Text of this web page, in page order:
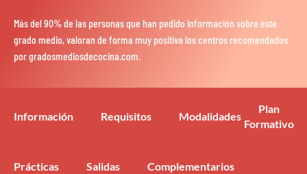
Más del 90% de las personas que han pedido información sobre este
grado medio, valoran de forma muy positiva los centros recomendados
por gradosmediosdecocina.com.
Información Requisitos Modalidades
Plan
Formativo
Prácticas Salidas Complementarios